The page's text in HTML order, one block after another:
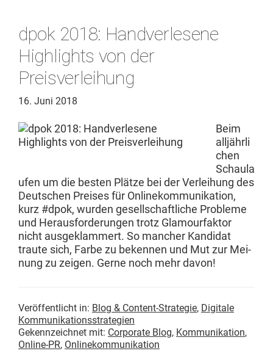
dpok 2018: Handverlesene
Highlights von der
Preisverleihung
16. Juni 2018
Beim
alljährli
chen
Schaula
ufen um die besten Plätze bei der Ver­lei­hung des
Deutschen Preis­es für Onlinekom­mu­nika­tion,
kurz #dpok, wur­den gesellschaftliche Prob­leme
und Her­aus­forderun­gen trotz Glam­our­fak­tor
nicht aus­geklam­mert. So manch­er Kan­di­dat
traute sich, Farbe zu beken­nen und Mut zur Mei­
n­ung zu zeigen. Gerne noch mehr davon!
Veröffentlicht in: Blog & Content-Strategie, Digitale
Kommunikationsstrategien
Gekennzeichnet mit: Corporate Blog, Kommunikation,
Online-PR, Onlinekommunikation